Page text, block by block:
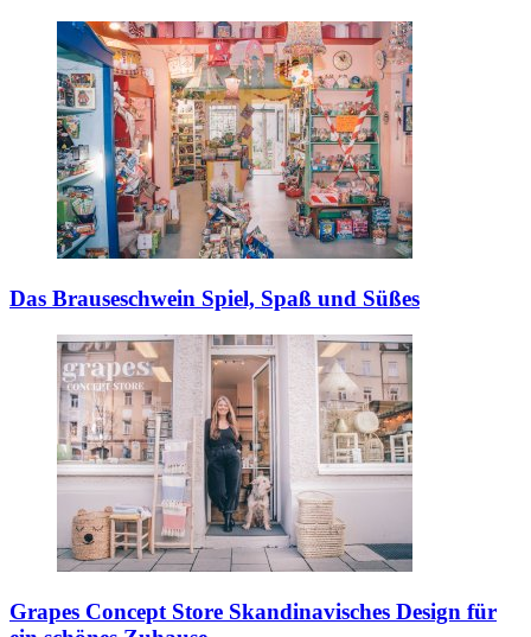
Das Brauseschwein Spiel, Spaß und Süßes
Grapes Concept Store Skandinavisches Design für